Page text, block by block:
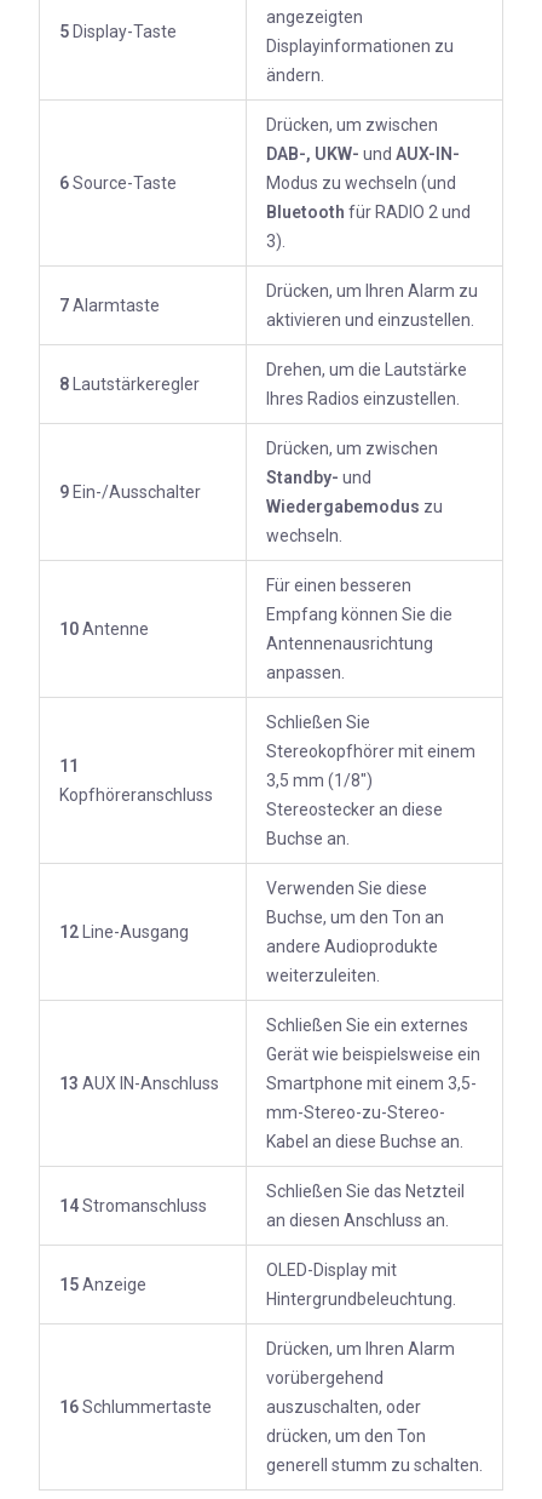
5 Display-Taste
angezeigten
Displayinformationen zu
ändern.
6Source-Taste
Drücken, um zwischen
DAB-, UKW- und AUX-IN-
Modus zu wechseln (und
Bluetooth für RADIO 2 und
3).
7Alarmtaste
Drücken, um Ihren Alarm zu
aktivieren und einzustellen.
8 Lautstärkeregler
Drehen, um die Lautstärke
Ihres Radios einzustellen.
9 Ein-/Ausschalter
Drücken, um zwischen
Standby- und
Wiedergabemodus zu
wechseln.
10Antenne
Für einen besseren
Empfang können Sie die
Antennenausrichtung
anpassen.
11
Kopfhöreranschluss
Schließen Sie
Stereokopfhörer mit einem
3,5 mm (1/8")
Stereostecker an diese
Buchse an.
12 Line-Ausgang
Verwenden Sie diese
Buchse, um den Ton an
andere Audioprodukte
weiterzuleiten.
13 AUX IN-Anschluss
Schließen Sie ein externes
Gerät wie beispielsweise ein
Smartphone mit einem 3,5-
mm-Stereo-zu-Stereo-
Kabel an diese Buchse an.
14Stromanschluss
Schließen Sie das Netzteil
an diesen Anschluss an.
15Anzeige
OLED-Display mit
Hintergrundbeleuchtung.
16Schlummertaste
Drücken, um Ihren Alarm
vorübergehend
auszuschalten, oder
drücken, um den Ton
generell stumm zu schalten.